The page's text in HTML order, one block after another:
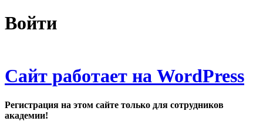
Войти
Сайт работает на WordPress
Регистрация на этом сайте только для сотрудников
академии!